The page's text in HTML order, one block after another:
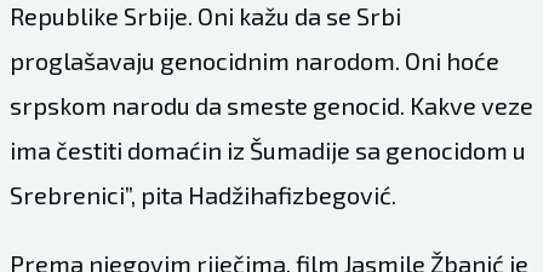
Republike Srbije. Oni kažu da se Srbi
proglašavaju genocidnim narodom. Oni hoće
srpskom narodu da smeste genocid. Kakve veze
ima čestiti domaćin iz Šumadije sa genocidom u
Srebrenici”, pita Hadžihafizbegović.
Prema njegovim riječima, film Jasmile Žbanić je